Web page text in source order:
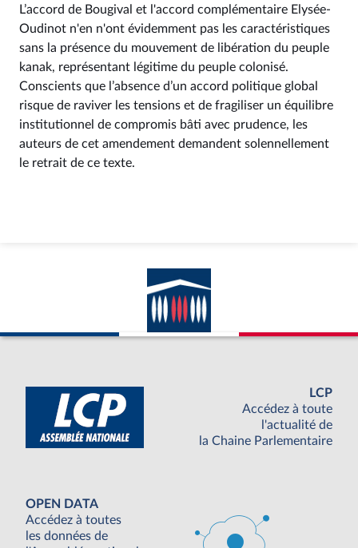
L’accord de Bougival et l'accord complémentaire Elysée-
Oudinot n'en n'ont évidemment pas les caractéristiques
sans la présence du mouvement de libération du peuple
kanak, représentant légitime du peuple colonisé.
Conscients que l’absence d’un accord politique global
risque de raviver les tensions et de fragiliser un équilibre
institutionnel de compromis bâti avec prudence, les
auteurs de cet amendement demandent solennellement
le retrait de ce texte.
LCP
Accédez à toute
l'actualité de
la Chaine Parlementaire
OPEN DATA
Accédez à toutes
les données de